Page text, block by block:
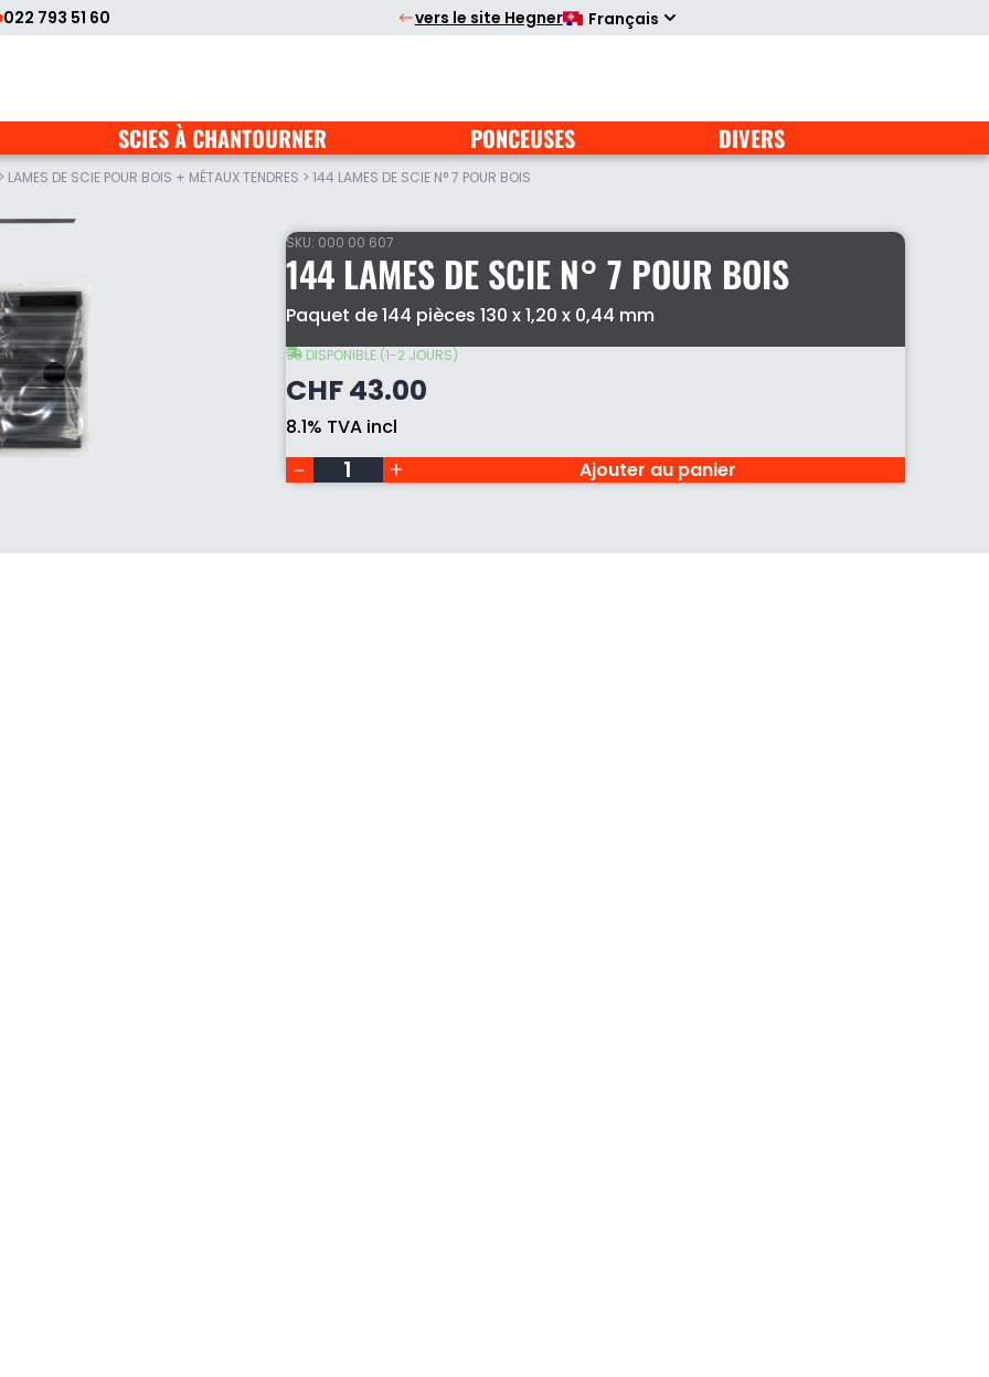
022 793 51 60 vers le site Hegner Français
SCIES À CHANTOURNER PONCEUSES DIVERS
> LAMES DE SCIE POUR BOIS + MÉTAUX TENDRES > 144 LAMES DE SCIE N° 7 POUR BOIS
SKU: 000 00 607
144 LAMES DE SCIE N° 7 POUR BOIS
Paquet de 144 pièces 130 x 1,20 x 0,44 mm
DISPONIBLE (1-2 JOURS)
CHF43.00
8.1% TVA incl
144
de
N°
pour
quantity Ajouter au panier